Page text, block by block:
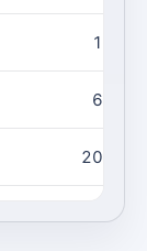
1 163
6 853
20 677
25 017